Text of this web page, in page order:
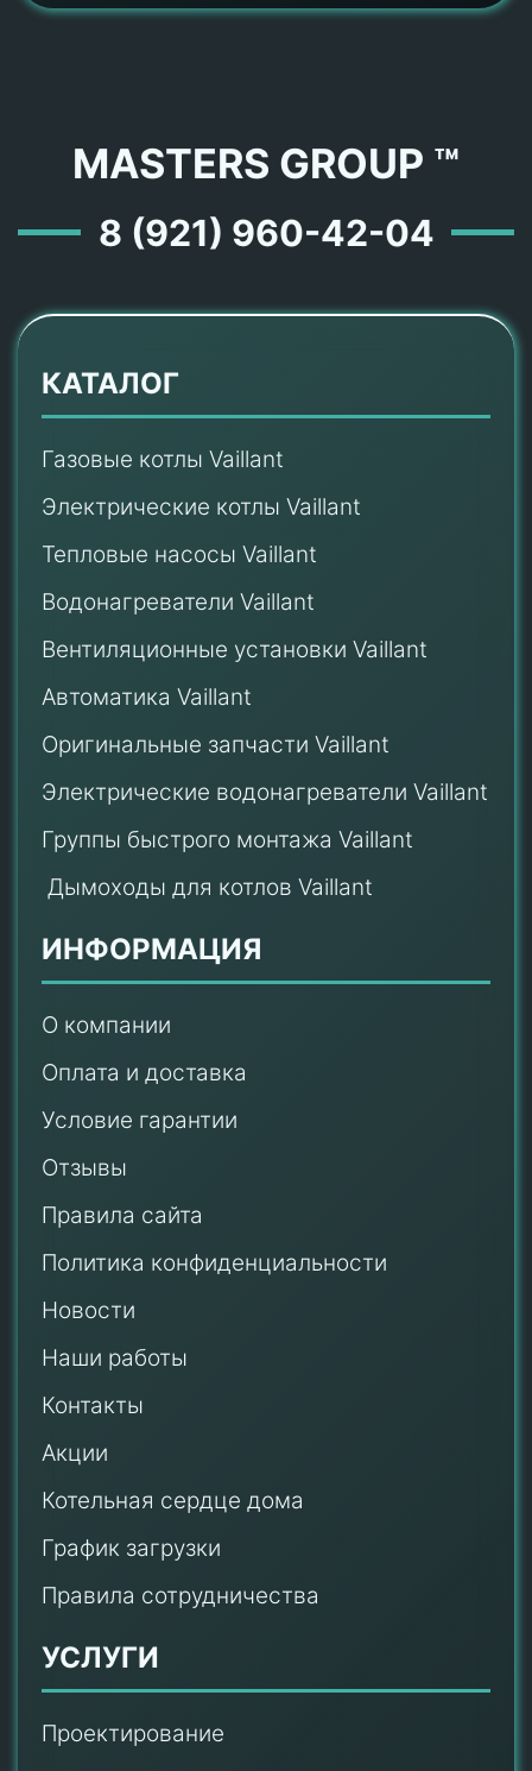
MASTERS GROUP ™
8 (921) 960-42-04
КАТАЛОГ
Газовые котлы Vaillant
Электрические котлы Vaillant
Тепловые насосы Vaillant
Водонагреватели Vaillant
Вентиляционные установки Vaillant
Автоматика Vaillant
Оригинальные запчасти Vaillant
Электрические водонагреватели Vaillant
Группы быстрого монтажа Vaillant
Дымоходы для котлов Vaillant
ИНФОРМАЦИЯ
О компании
Оплата и доставка
Условие гарантии
Отзывы
Правила сайта
Политика конфиденциальности
Новости
Наши работы
Контакты
Акции
Котельная сердце дома
График загрузки
Правила сотрудничества
УСЛУГИ
Проектирование